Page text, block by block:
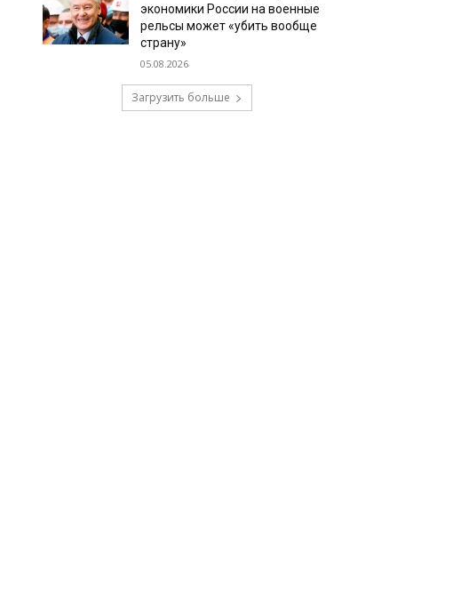
экономики России на военные
рельсы может «убить вообще
страну»
05.08.2026
Загрузить больше